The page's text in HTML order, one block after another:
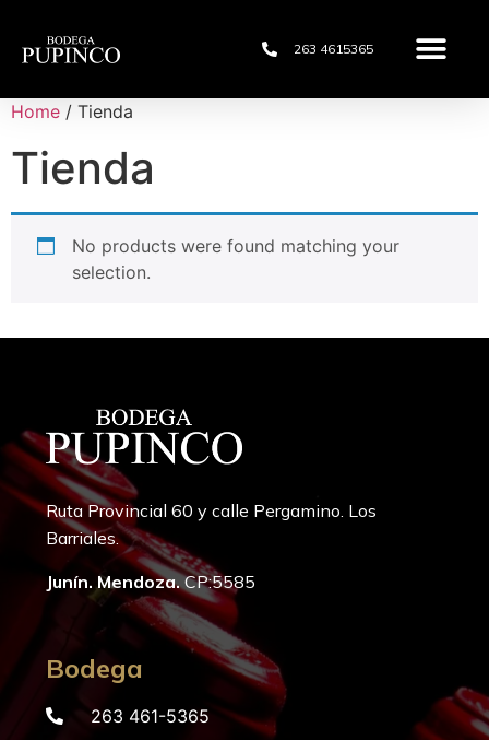
263 4615365
Home / Tienda
Tienda
No products were found matching your
selection.
Ruta Provincial 60 y calle Pergamino. Los
Barriales.
Junín. Mendoza.CP:5585
Bodega
263 461-5365